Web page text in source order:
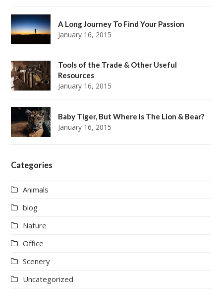
A Long Journey To Find Your Passion
January 16, 2015
Tools of the Trade & Other Useful
Resources
January 16, 2015
Baby Tiger, But Where Is The Lion & Bear?
January 16, 2015
Categories
Animals
blog
Nature
Office
Scenery
Uncategorized